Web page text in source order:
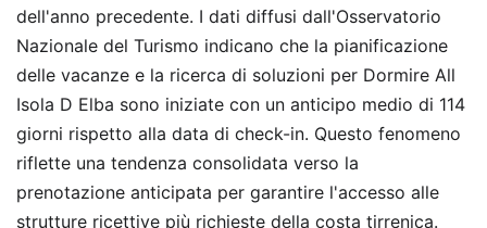
dell'anno precedente. I dati diffusi dall'Osservatorio
Nazionale del Turismo indicano che la pianificazione
delle vacanze e la ricerca di soluzioni per Dormire All
Isola D Elba sono iniziate con un anticipo medio di 114
giorni rispetto alla data di check-in. Questo fenomeno
riflette una tendenza consolidata verso la
prenotazione anticipata per garantire l'accesso alle
strutture ricettive più richieste della costa tirrenica.